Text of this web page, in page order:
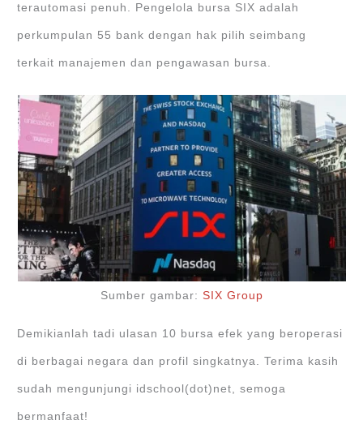
terautomasi penuh. Pengelola bursa SIX adalah
perkumpulan 55 bank dengan hak pilih seimbang
terkait manajemen dan pengawasan bursa.
Sumber gambar: SIX Group
Demikianlah tadi ulasan 10 bursa efek yang beroperasi
di berbagai negara dan profil singkatnya. Terima kasih
sudah mengunjungi idschool(dot)net, semoga
bermanfaat!